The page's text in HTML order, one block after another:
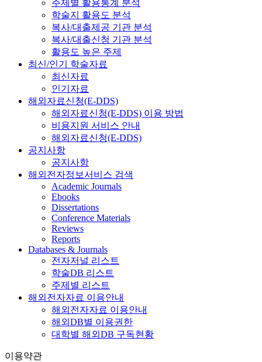
주제별 활용통계 분석
학술지 활용도 분석
복사/대출제공 기관 분석
복사/대출신청 기관 분석
활용도 높은 주제
최신/인기 학술자료
최신자료
인기자료
해외자료신청(E-DDS)
해외자료신청(E-DDS) 이용 방법
비용지원 서비스 안내
해외자료신청(E-DDS)
공지사항
공지사항
해외전자정보서비스 검색
Academic Journals
Ebooks
Dissertations
Conference Materials
Reviews
Reports
Databases & Journals
전자저널 리스트
학술DB 리스트
주제별 리스트
해외전자자료 이용안내
해외전자자료 이용안내
해외DB별 이용권한
대학별 해외DB 구독현황
이용약관